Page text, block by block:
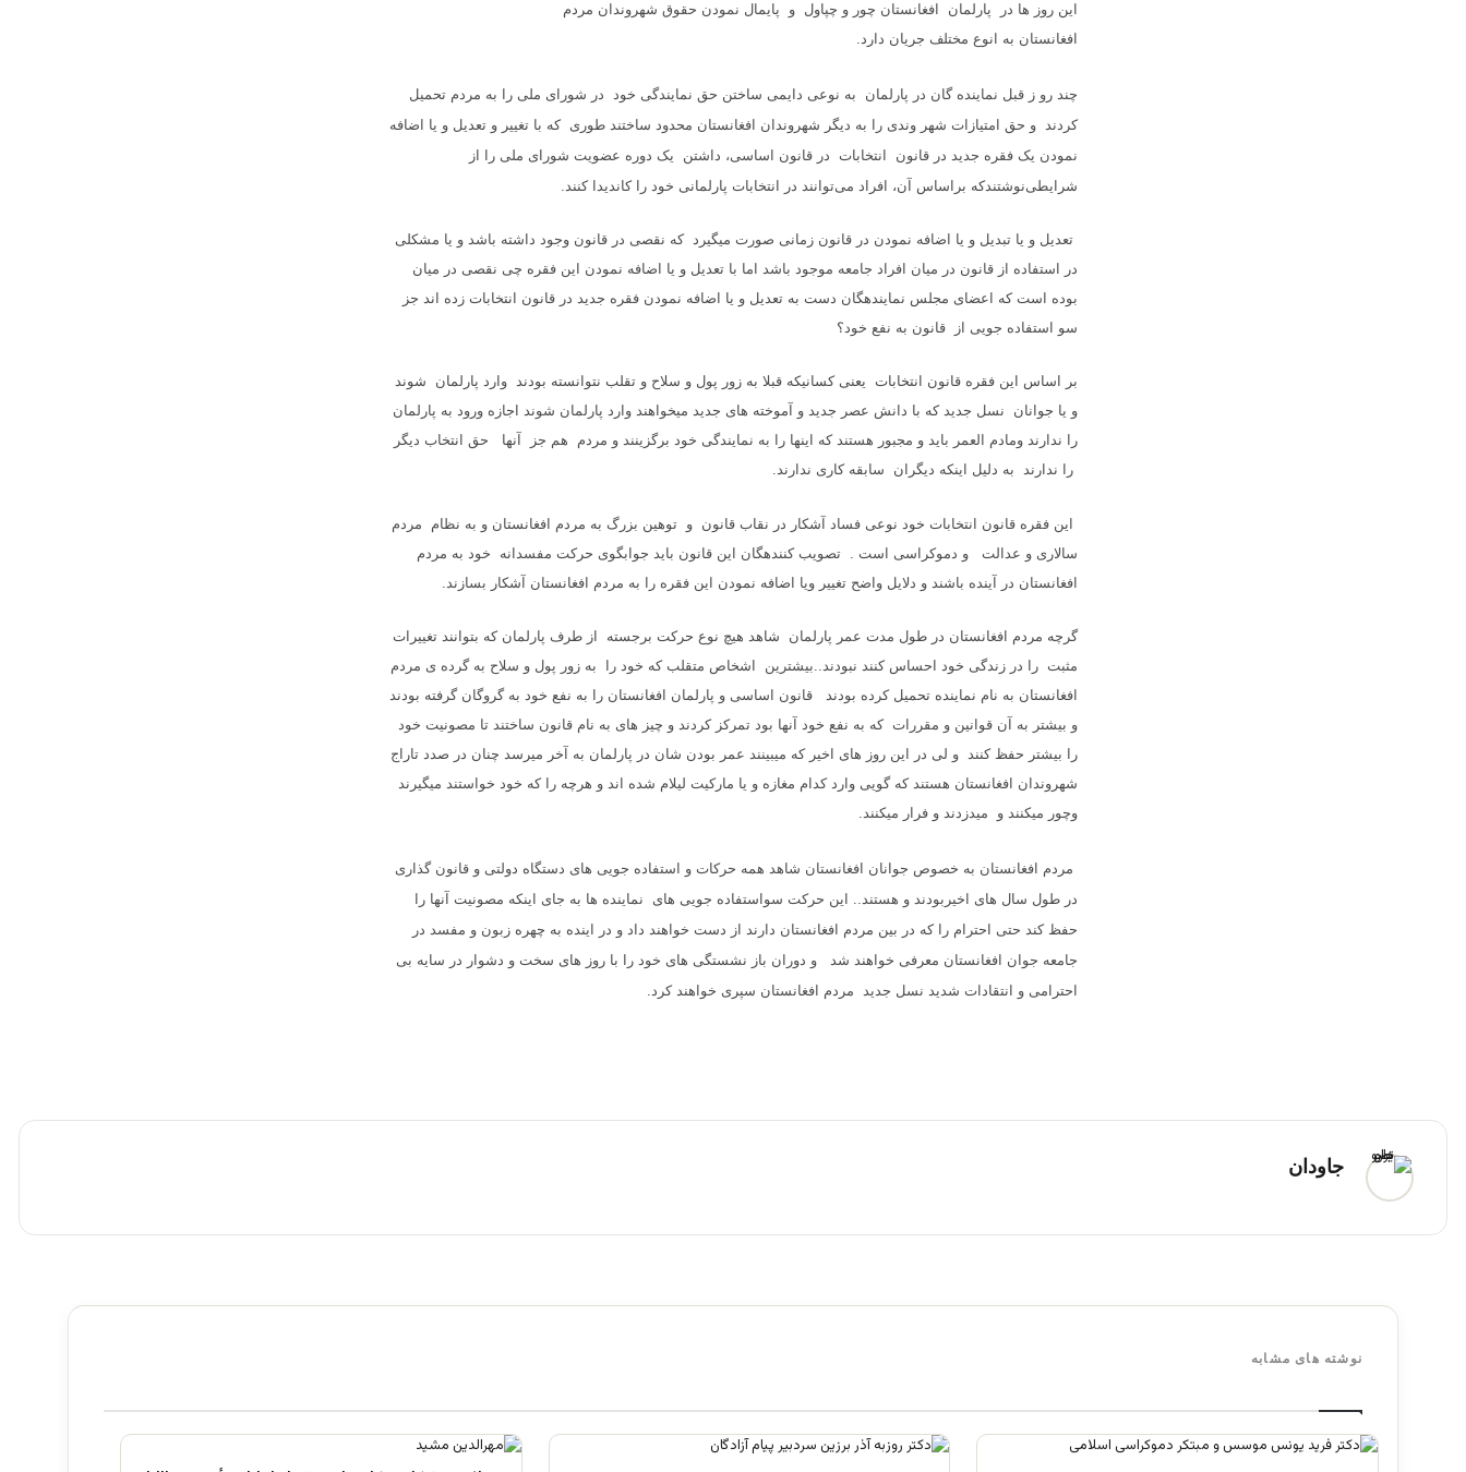
این روز ها در پارلمان افغانستان چور و چپاول و پایمال نمودن حقوق شهروندان مردم
افغانستان به انوع مختلف جریان دارد.
چند رو ز قبل نماینده گان در پارلمان به نوعی دایمی ساختن حق نمایندگی خود در شورای ملی را به مردم تحمیل
کردند
و حق امتیازات شهر وندی را به دیگر شهروندان افغانستان محدود ساختند طوری که با تغییر و تعدیل و یا اضافه
نمودن یک فقره جدید در قانون انتخابات در قانون اساسی، داشتن یک دوره عضویت شورای ملی را از
شرایطی‌نوشتندکه براساس آن، افراد می‌توانند در انتخابات پارلمانی خود را کاندیدا کنند.
تعدیل و یا تبدیل و یا اضافه نمودن در قانون زمانی صورت میگیرد که نقصی در قانون وجود داشته باشد و یا مشکلی
در استفاده از قانون در میان افراد جامعه موجود باشد اما با تعدیل و یا اضافه نمودن این فقره چی نقصی در میان
بوده است که اعضای مجلس نمایندهگان دست به تعدیل و یا اضافه نمودن فقره جدید در قانون انتخابات زده اند جز
سو استفاده جویی از قانون به نفع خود؟
بر اساس این فقره قانون انتخابات یعنی کسانیکه قبلا به زور پول و سلاح و تقلب نتوانسته بودند وارد پارلمان شوند
و یا جوانان نسل جدید که با دانش عصر جدید و آموخته های جدید میخواهند وارد پارلمان شوند اجازه ورود به پارلمان
را ندارند ومادم العمر باید و مجبور هستند که اینها را به نمایندگی خود برگزینند و مردم هم جز آنها حق انتخاب دیگر
را ندارند به دلیل اینکه دیگران سابقه کاری ندارند.
این فقره قانون انتخابات خود نوعی فساد آشکار در نقاب قانون و توهین بزرگ به مردم افغانستان و به نظام مردم
سالاری و عدالت و دموکراسی است . تصویب کنندهگان این قانون باید جوابگوی حرکت مفسدانه خود به مردم
افغانستان در آینده باشند و دلایل واضح تغییر ویا اضافه نمودن این فقره را به مردم افغانستان آشکار بسازند.
گرچه مردم افغانستان در طول مدت عمر پارلمان شاهد هیچ نوع حرکت برجسته از طرف پارلمان که بتوانند تغییرات
مثبت را در زندگی خود احساس کنند نبودند..بیشترین اشخاص متقلب که خود را به زور پول و سلاح به گرده ی مردم
افغانستان به نام نماینده تحمیل کرده بودند قانون اساسی و پارلمان افغانستان را به نفع خود به گروگان گرفته بودند
و بیشتر به آن قوانین و مقررات که به نفع خود آنها بود تمرکز کردند و چیز های به نام قانون ساختند تا مصونیت خود
را بیشتر حفظ کنند و لی در این روز های اخیر که میبینند عمر بودن شان در پارلمان به آخر میرسد چنان در صدد تاراج
شهروندان افغانستان هستند که گویی وارد کدام مغازه و یا مارکیت لیلام شده اند و هرچه را که خود خواستند میگیرند
وچور میکنند و میدزدند و فرار میکنند.
مردم افغانستان به خصوص جوانان افغانستان شاهد همه حرکات و استفاده جویی های دستگاه دولتی و قانون گذاری
در طول سال های اخیربودند و هستند.. این حرکت سواستفاده جویی های نماینده ها به جای اینکه مصونیت آنها را
حفظ کند حتی احترام را که در بین مردم افغانستان دارند از دست خواهند داد و در اینده به چهره زبون و مفسد در
جامعه جوان افغانستان معرفی خواهند شد و دوران باز نشستگی های خود را با روز های سخت و دشوار در سایه بی
احترامی و انتقادات شدید نسل جدید مردم افغانستان سپری خواهند کرد
جاودان
نوشته های مشابه